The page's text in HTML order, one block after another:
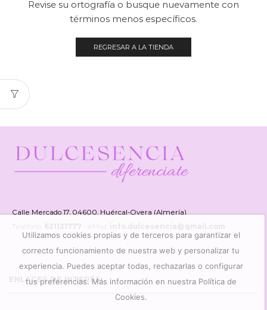
Revise su ortografía o busque nuevamente con
términos menos específicos.
REGRESAR A LA TIENDA
Calle Mercado 17, 04600, Huércal-Overa (Almería)
Teléfono: 621121777 info.dulcesencia@gmail.com
ENLACES DE INTERÉS
Utilizamos cookies propias y de terceros para garantizar el
correcto funcionamiento de nuestra web y personalizar tu
experiencia. Puedes aceptar todas, rechazarlas o configurar
tus preferencias. Más información en nuestra Política de
Cookies.